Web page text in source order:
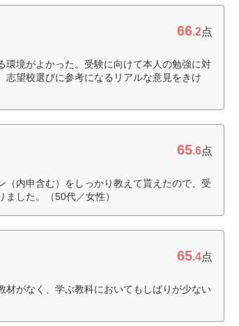
66.2点
境がよかった。受験に向けて本人の勉強に対
望校選びに参考になるリアルな意見をきけ
65.6点
内申含む）をしっかり教えて貰えたので、受
した。（50代／女性）
65.4点
がなく、学ぶ教科においてもしばりが少ない